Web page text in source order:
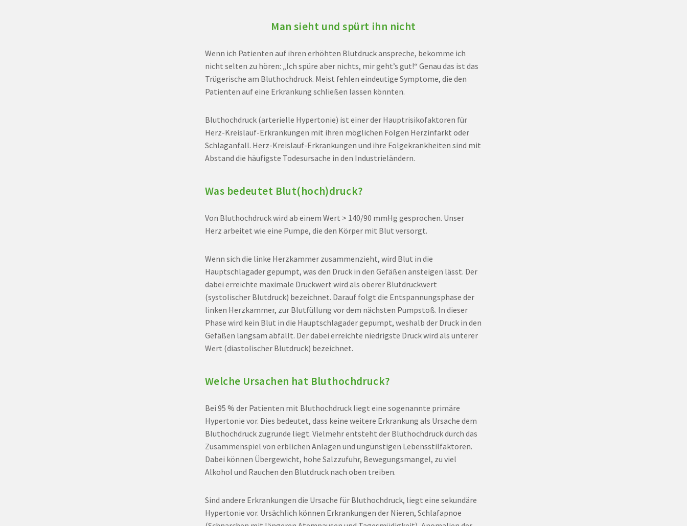
Man sieht und spürt ihn nicht
Wenn ich Patienten auf ihren erhöhten Blutdruck anspreche, bekomme ich
nicht selten zu hören: „Ich spüre aber nichts, mir geht’s gut!“ Genau das ist das
Trügerische am Bluthochdruck. Meist fehlen eindeutige Symptome, die den
Patienten auf eine Erkrankung schließen lassen könnten.
Bluthochdruck (arterielle Hypertonie) ist einer der Hauptrisikofaktoren für
Herz-Kreislauf-Erkrankungen mit ihren möglichen Folgen Herzinfarkt oder
Schlaganfall. Herz-Kreislauf-Erkrankungen und ihre Folgekrankheiten sind mit
Abstand die häufigste Todesursache in den Industrieländern.
Was bedeutet Blut(hoch)druck?
Von Bluthochdruck wird ab einem Wert > 140/90 mmHg gesprochen. Unser
Herz arbeitet wie eine Pumpe, die den Körper mit Blut versorgt.
Wenn sich die linke Herzkammer zusammenzieht, wird Blut in die
Hauptschlagader gepumpt, was den Druck in den Gefäßen ansteigen lässt. Der
dabei erreichte maximale Druckwert wird als oberer Blutdruckwert
(systolischer Blutdruck) bezeichnet. Darauf folgt die Entspannungsphase der
linken Herzkammer, zur Blutfüllung vor dem nächsten Pumpstoß. In dieser
Phase wird kein Blut in die Hauptschlagader gepumpt, weshalb der Druck in den
Gefäßen langsam abfällt. Der dabei erreichte niedrigste Druck wird als unterer
Wert (diastolischer Blutdruck) bezeichnet.
Welche Ursachen hat Bluthochdruck?
Bei 95 % der Patienten mit Bluthochdruck liegt eine sogenannte primäre
Hypertonie vor. Dies bedeutet, dass keine weitere Erkrankung als Ursache dem
Bluthochdruck zugrunde liegt. Vielmehr entsteht der Bluthochdruck durch das
Zusammenspiel von erblichen Anlagen und ungünstigen Lebensstilfaktoren.
Dabei können Übergewicht, hohe Salzzufuhr, Bewegungsmangel, zu viel
Alkohol und Rauchen den Blutdruck nach oben treiben.
Sind andere Erkrankungen die Ursache für Bluthochdruck, liegt eine sekundäre
Hypertonie vor. Ursächlich können Erkrankungen der Nieren, Schlafapnoe